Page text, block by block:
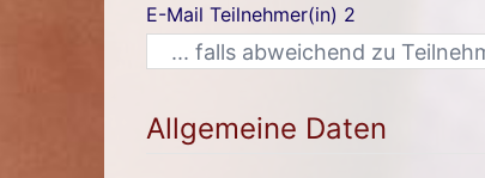
E-Mail Teilnehmer(in) 2
Allgemeine Daten